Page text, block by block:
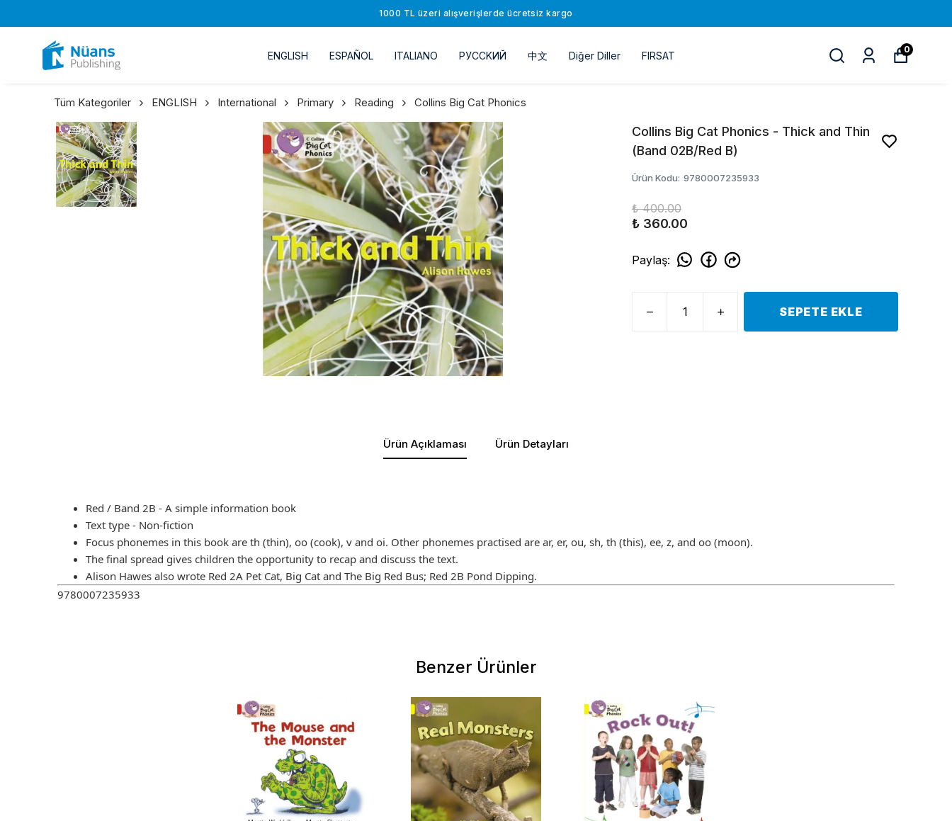
1000 TL üzeri alışverişlerde ücretsiz kargo
ENGLISH ESPAÑOL ITALIANO РУССKИЙ 中文 Diğer Diller FIRSAT
0
Tüm Kategoriler ENGLISH International Primary Reading Collins Big Cat Phonics
Collins Big Cat Phonics - Thick and Thin
(Band 02B/Red B)
Ürün Kodu: 9780007235933
₺ 400.00
₺ 360.00
Paylaş:
SEPETE EKLE
Ürün Açıklaması Ürün Detayları
Red / Band 2B - A simple information book
Text type - Non-fiction
Focus phonemes in this book are th (thin), oo (cook), v and oi. Other phonemes practised are ar, er, ou, sh, th (this), ee, z, and oo (moon).
The final spread gives children the opportunity to recap and discuss the text.
Alison Hawes also wrote Red 2A Pet Cat, Big Cat and The Big Red Bus; Red 2B Pond Dipping.
9780007235933
Benzer Ürünler